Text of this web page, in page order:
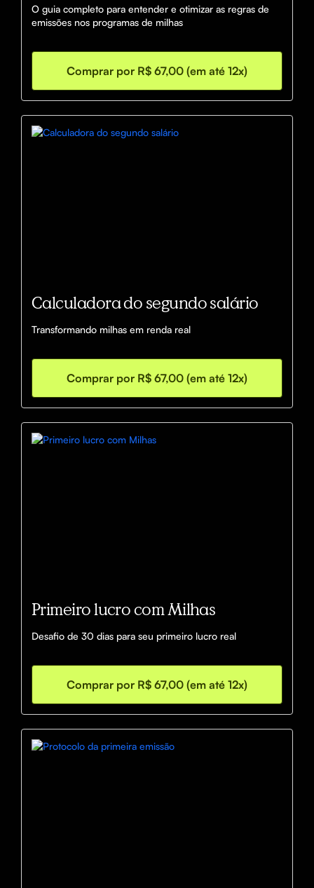
O guia completo para entender e otimizar as regras de
emissões nos programas de milhas
Comprar por R$ 67,00 (em até 12x)
Calculadora do segundo salário
Transformando milhas em renda real
Comprar por R$ 67,00 (em até 12x)
Primeiro lucro com Milhas
Desafio de 30 dias para seu primeiro lucro real
Comprar por R$ 67,00 (em até 12x)